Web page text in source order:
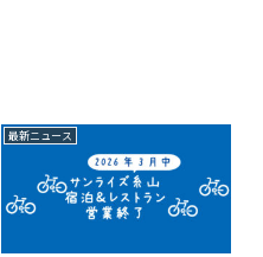
最新ニュース